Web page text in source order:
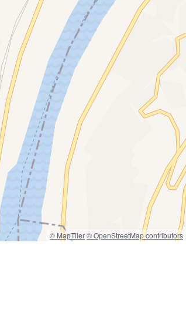
© MapTiler© OpenStreetMap contributors